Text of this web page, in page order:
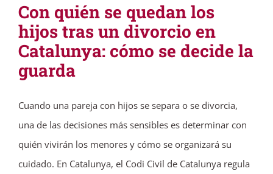
Con quién se quedan los
hijos tras un divorcio en
Catalunya: cómo se decide la
guarda
Cuando una pareja con hijos se separa o se divorcia,
una de las decisiones más sensibles es determinar con
quién vivirán los menores y cómo se organizará su
cuidado. En Catalunya, el Codi Civil de Catalunya regula